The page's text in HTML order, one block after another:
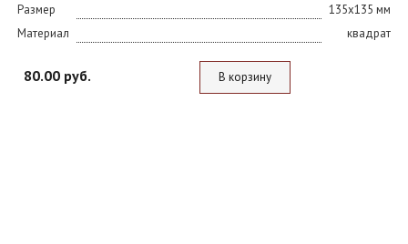
Размер
135х135 мм
Материал
квадрат
80.00 руб. В корзину